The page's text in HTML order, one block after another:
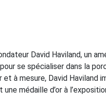
David Haviland, un
se spécialiser dans la
à mesure, David
médaille d’or à